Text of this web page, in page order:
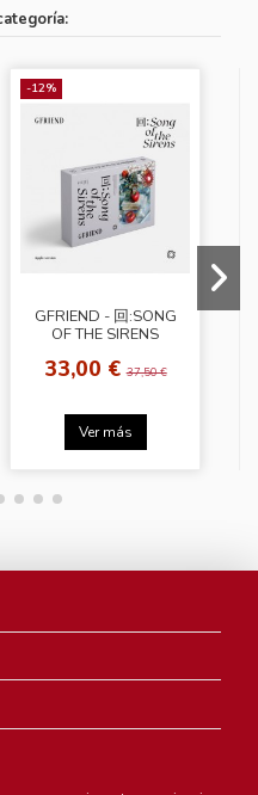
-12%
GFRIEND - 回:SONG
OF THE SIRENS
33,00 €37,50 €
Ver más